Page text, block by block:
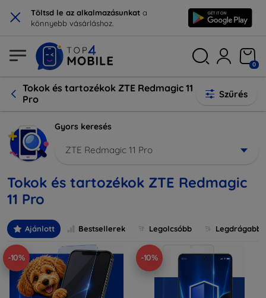
× Töltsd le az alkalmazásunkat a
könnyebb vásárláshoz.
0
Tokok és tartozékok ZTE Redmagic 11
Pro
Szűrés
Gyors keresés
ZTE Redmagic 11 Pro
Tokok és tartozékok ZTE Redmagic
11 Pro
Ajánlott Bestsellerek Legolcsóbb Legdrágabb
-10% -10%